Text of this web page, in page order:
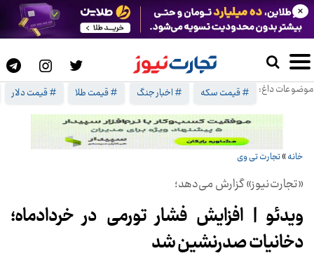
موضوعات داغ: # قیمت سکه # اخبار جنگ # قیمت طلا # قیمت دلار
×
خانه»تجارت تی وی
«تجارت‌نیوز» گزارش می‌دهد؛
ویدئو | افزایش فشار تورمی در خردادماه؛
دخانیات صدرنشین شد